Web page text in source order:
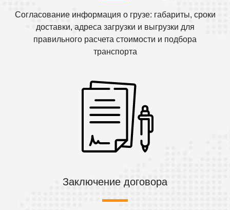
Согласование информация о грузе: габариты, сроки
доставки, адреса загрузки и выгрузки для
правильного расчета стоимости и подбора
транспорта
Заключение договора